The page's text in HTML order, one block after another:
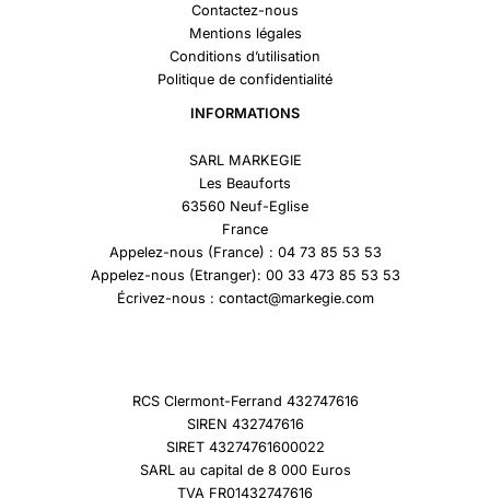
Contactez-nous
Mentions légales
Conditions d’utilisation
Politique de confidentialité
INFORMATIONS
SARL MARKEGIE
Les Beauforts
63560 Neuf-Eglise
France
Appelez-nous (France) : 04 73 85 53 53
Appelez-nous (Etranger): 00 33 473 85 53 53
Écrivez-nous : contact@markegie.com
RCS Clermont-Ferrand 432747616
SIREN 432747616
SIRET 43274761600022
SARL au capital de 8 000 Euros
TVA FR01432747616